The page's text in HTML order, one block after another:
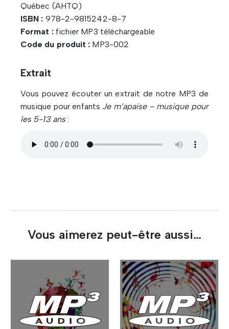
Québec (AHTQ)
ISBN : 978-2-9815242-8-7
Format :fichier MP3 téléchargeable
Code du produit : MP3-002
Extrait
Vous pouvez écouter un extrait de notre MP3 de
musique pour enfants Je m’apaise – musique pour
les 5-13 ans:
Vous aimerez peut-être aussi…